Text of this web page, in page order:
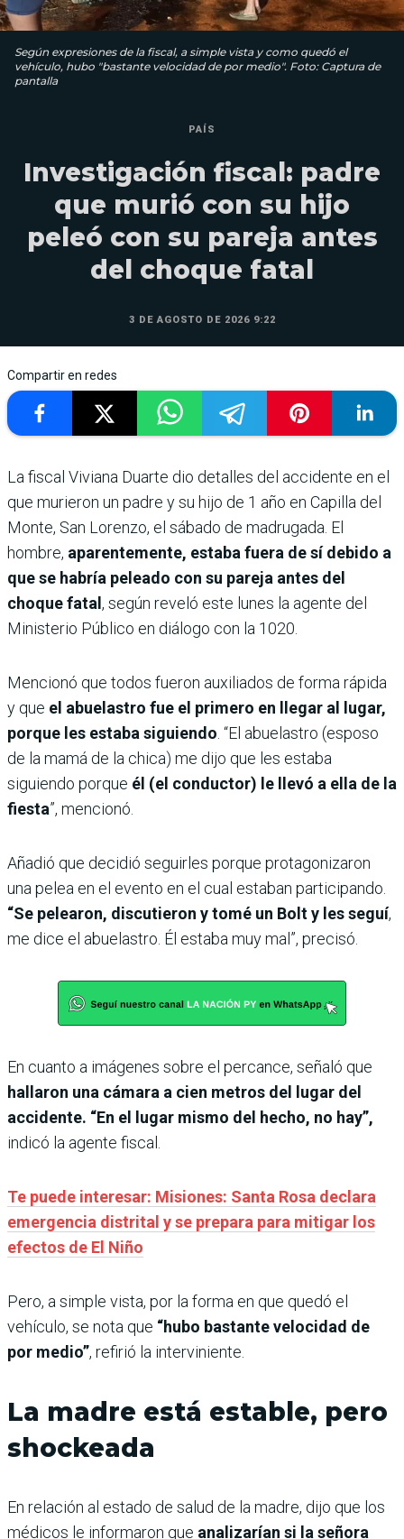
Según expresiones de la fiscal, a simple vista y como quedó el
vehículo, hubo "bastante velocidad de por medio". Foto: Captura de
pantalla
PAÍS
Investigación fiscal: padre
que murió con su hijo
peleó con su pareja antes
del choque fatal
3 DE AGOSTO DE 2026 9:22
Compartir en redes
La fiscal Viviana Duarte dio detalles del accidente en el
que murieron un padre y su hijo de 1 año en Capilla del
Monte, San Lorenzo, el sábado de madrugada. El
hombre, aparentemente, estaba fuera de sí debido a
que se habría peleado con su pareja antes del
choque fatal , según reveló este lunes la agente del
Ministerio Público en diálogo con la 1020.
Mencionó que todos fueron auxiliados de forma rápida
y que el abuelastro fue el primero en llegar al lugar,
porque les estaba siguiendo . “El abuelastro (esposo
de la mamá de la chica) me dijo que les estaba
siguiendo porque él (el conductor) le llevó a ella de la
fiesta”, mencionó.
Añadió que decidió seguirles porque protagonizaron
una pelea en el evento en el cual estaban participando.
“Se pelearon, discutieron y tomé un Bolt y les seguí,
me dice el abuelastro. Él estaba muy mal”, precisó.
En cuanto a imágenes sobre el percance, señaló que
hallaron una cámara a cien metros del lugar del
accidente. “En el lugar mismo del hecho, no hay”,
indicó la agente fiscal.
Te puede interesar: Misiones: Santa Rosa declara
emergencia distrital y se prepara para mitigar los
efectos de El Niño
Pero, a simple vista, por la forma en que quedó el
vehículo, se nota que “hubo bastante velocidad de
por medio”, refirió la interviniente.
La madre está estable, pero
shockeada
En relación al estado de salud de la madre, dijo que los
médicos le informaron que analizarían si la señora